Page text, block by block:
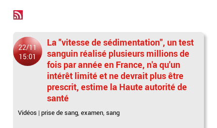
22/11
15:01
La "vitesse de sédimentation", un test
sanguin réalisé plusieurs millions de
fois par année en France, n'a qu'un
intérêt limité et ne devrait plus être
prescrit, estime la Haute autorité de
santé
Vidéos | prise de sang,examen,sang